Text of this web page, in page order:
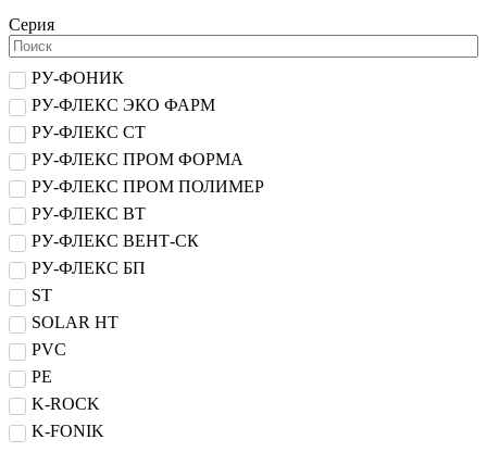
Серия
РУ-ФОНИК
РУ-ФЛЕКС ЭКО ФАРМ
РУ-ФЛЕКС СТ
РУ-ФЛЕКС ПРОМ ФОРМА
РУ-ФЛЕКС ПРОМ ПОЛИМЕР
РУ-ФЛЕКС ВТ
РУ-ФЛЕКС ВЕНТ-СК
РУ-ФЛЕКС БП
ST
SOLAR HT
PVC
PE
K-ROCK
K-FONIK